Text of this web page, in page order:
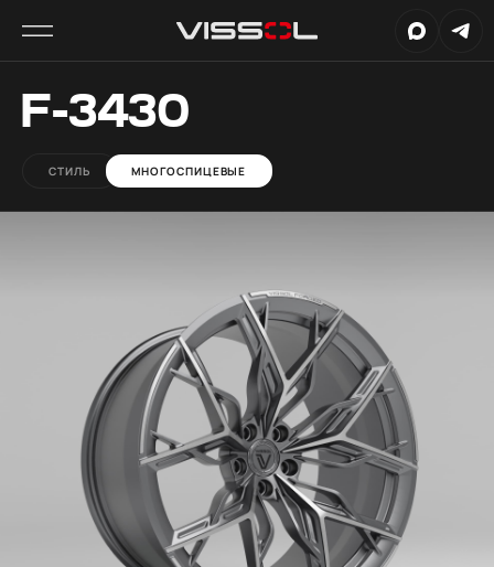
F-3430
СТИЛЬ МНОГОСПИЦЕВЫЕ